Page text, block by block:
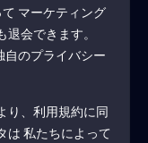
マーケティング
会できます。
自のプライバシー
り、利用規約に同
は 私たちによって